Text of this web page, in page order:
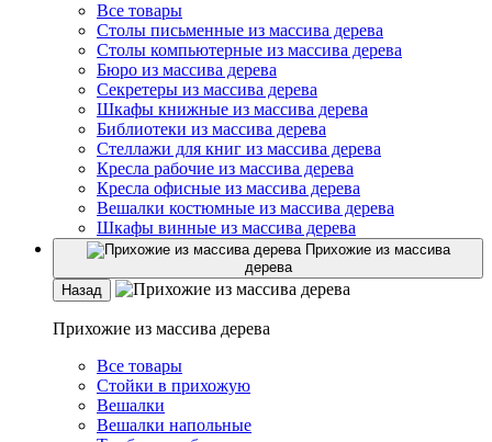
Все товары
Столы письменные из массива дерева
Столы компьютерные из массива дерева
Бюро из массива дерева
Секретеры из массива дерева
Шкафы книжные из массива дерева
Библиотеки из массива дерева
Стеллажи для книг из массива дерева
Кресла рабочие из массива дерева
Кресла офисные из массива дерева
Вешалки костюмные из массива дерева
Шкафы винные из массива дерева
Прихожие из массива
дерева
Назад
Прихожие из массива дерева
Все товары
Стойки в прихожую
Вешалки
Вешалки напольные